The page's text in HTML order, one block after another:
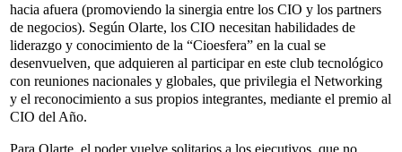
hacia afuera (promoviendo la sinergia entre los CIO y los partners
de negocios). Según Olarte, los CIO necesitan habilidades de
liderazgo y conocimiento de la “Cioesfera” en la cual se
desenvuelven, que adquieren al participar en este club tecnológico
con reuniones nacionales y globales, que privilegia el Networking
y el reconocimiento a sus propios integrantes, mediante el premio al
CIO del Año.
Para Olarte, el poder vuelve solitarios a los ejecutivos, que no